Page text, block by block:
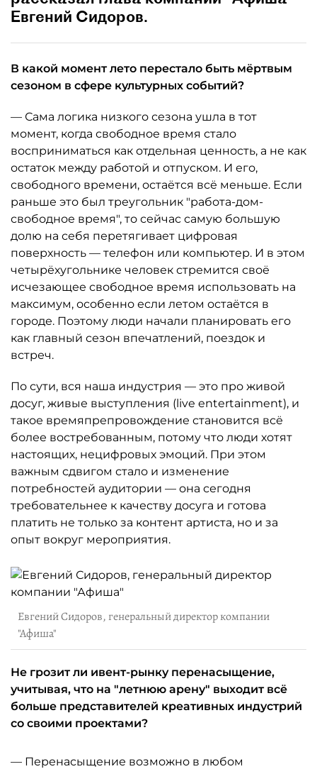
Евгений Сидоров.
В какой момент лето перестало быть мёртвым
сезоном в сфере культурных событий?
— Сама логика низкого сезона ушла в тот
момент, когда свободное время стало
восприниматься как отдельная ценность, а не как
остаток между работой и отпуском. И его,
свободного времени, остаётся всё меньше. Если
раньше это был треугольник "работа-дом-
свободное время", то сейчас самую большую
долю на себя перетягивает цифровая
поверхность — телефон или компьютер. И в этом
четырёхугольнике человек стремится своё
исчезающее свободное время использовать на
максимум, особенно если летом остаётся в
городе. Поэтому люди начали планировать его
как главный сезон впечатлений, поездок и
встреч.
По сути, вся наша индустрия — это про живой
досуг, живые выступления (live entertainment), и
такое времяпрепровождение становится всё
более востребованным, потому что люди хотят
настоящих, нецифровых эмоций. При этом
важным сдвигом стало и изменение
потребностей аудитории — она сегодня
требовательнее к качеству досуга и готова
платить не только за контент артиста, но и за
опыт вокруг мероприятия.
Евгений Сидоров, генеральный директор компании
"Афиша"
Не грозит ли ивент-рынку перенасыщение,
учитывая, что на "летнюю арену" выходит всё
больше представителей креативных индустрий
со своими проектами?
— Перенасыщение возможно в любом